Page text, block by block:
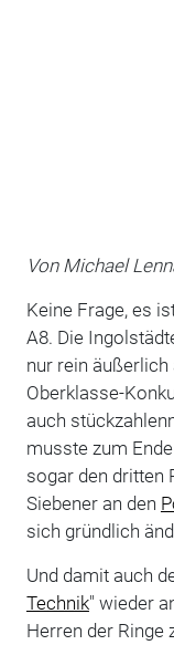
Von Michael
Keine Frage, es
A8. Die
nur rein äußerlich
Oberklasse-
auch
musste zum
sogar den dritten
Siebener an den
sich gründlich
Und damit auch
Technik" wieder
Herren der